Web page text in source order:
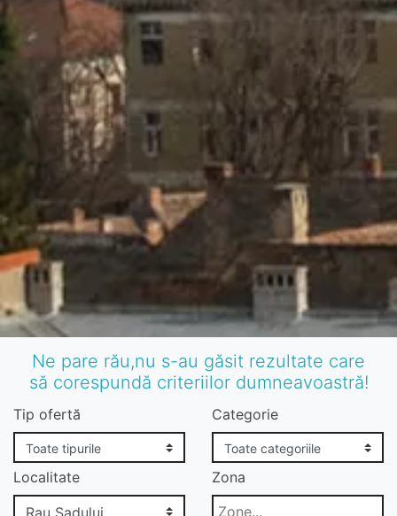
Ne pare rău,nu s-au găsit rezultate care
să corespundă criteriilor dumneavoastră!
Tip ofertă Categorie
Localitate Zona